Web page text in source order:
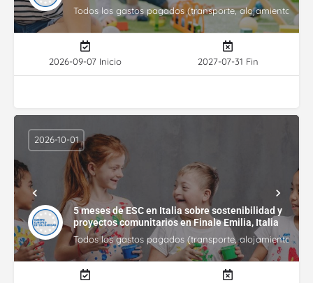
Todos los gastos pagados (transporte, alojamiento,
2026-09-07 Inicio 2027-07-31 Fin
5 meses de ESC en Italia sobre sostenibilidad y
proyectos comunitarios en Finale Emilia, Italia
Todos los gastos pagados (transporte, alojamiento,
2026-10-01